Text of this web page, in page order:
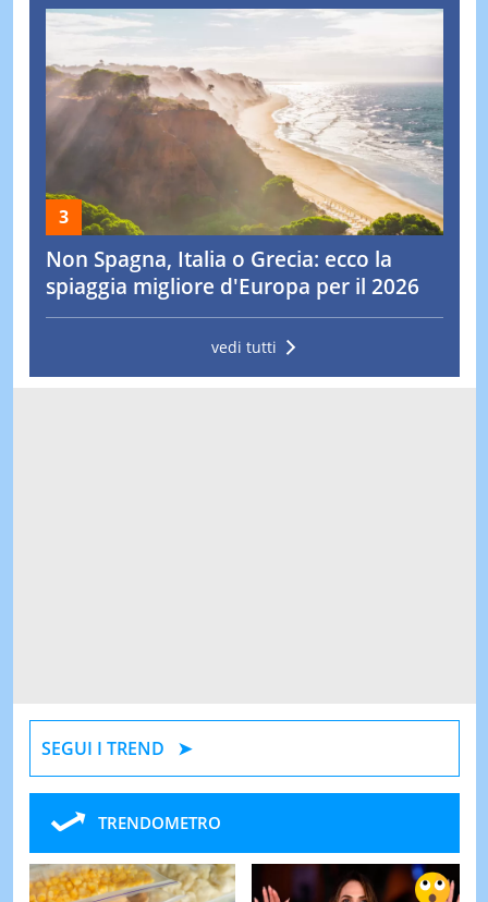
Non Spagna, Italia o Grecia: ecco la
spiaggia migliore d'Europa per il 2026
vedi tutti
SEGUI I TREND
TRENDOMETRO